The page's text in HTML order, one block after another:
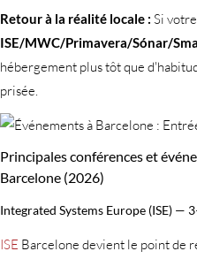
Retour à la réalité locale : Si
ISE/MWC/Primavera/Sónar/
hébergement plus tôt que
prisée.
Principales conférences et
Barcelone (2026)
Integrated Systems Europe (ISE) —
ISE Barcelone devient le point de